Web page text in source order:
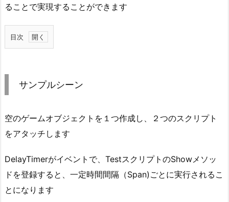
ることで実現することができます
目次
1.
プ
シ
ー
2.
ス
ク
サンプルシーン
空のゲームオブジェクトを１つ作成し、２つのスクリプト
をアタッチします
DelayTimerがイベントで、TestスクリプトのShowメソッ
ドを登録すると、一定時間間隔（Span)ごとに実行されるこ
とになります